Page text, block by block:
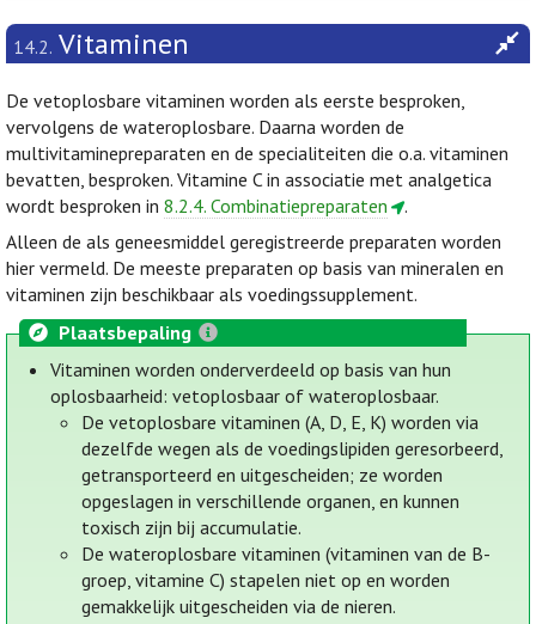
14.2. Vitaminen
De vetoplosbare vitaminen worden als eerste besproken,
vervolgens de wateroplosbare. Daarna worden de
multivitaminepreparaten en de specialiteiten die o.a. vitaminen
bevatten, besproken. Vitamine C in associatie met analgetica
wordt besproken in 8.2.4. Combinatiepreparaten
.
Alleen de als geneesmiddel geregistreerde preparaten worden
hier vermeld. De meeste preparaten op basis van mineralen en
vitaminen zijn beschikbaar als voedingssupplement.
Plaatsbepaling
Vitaminen worden onderverdeeld op basis van hun
oplosbaarheid: vetoplosbaar of wateroplosbaar.
De vetoplosbare vitaminen (A, D, E, K) worden via
dezelfde wegen als de voedingslipiden geresorbeerd,
getransporteerd en uitgescheiden; ze worden
opgeslagen in verschillende organen, en kunnen
toxisch zijn bij accumulatie.
De wateroplosbare vitaminen (vitaminen van de B-
groep, vitamine C) stapelen niet op en worden
gemakkelijk uitgescheiden via de nieren.